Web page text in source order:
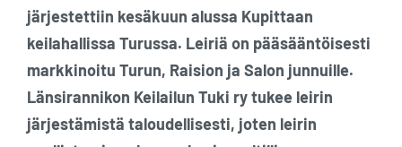
järjestettiin kesäkuun alussa Kupittaan
keilahallissa Turussa. Leiriä on pääsääntöisesti
markkinoitu Turun, Raision ja Salon junnuille.
Länsirannikon Keilailun Tuki ry tukee leirin
järjestämistä taloudellisesti, joten leirin